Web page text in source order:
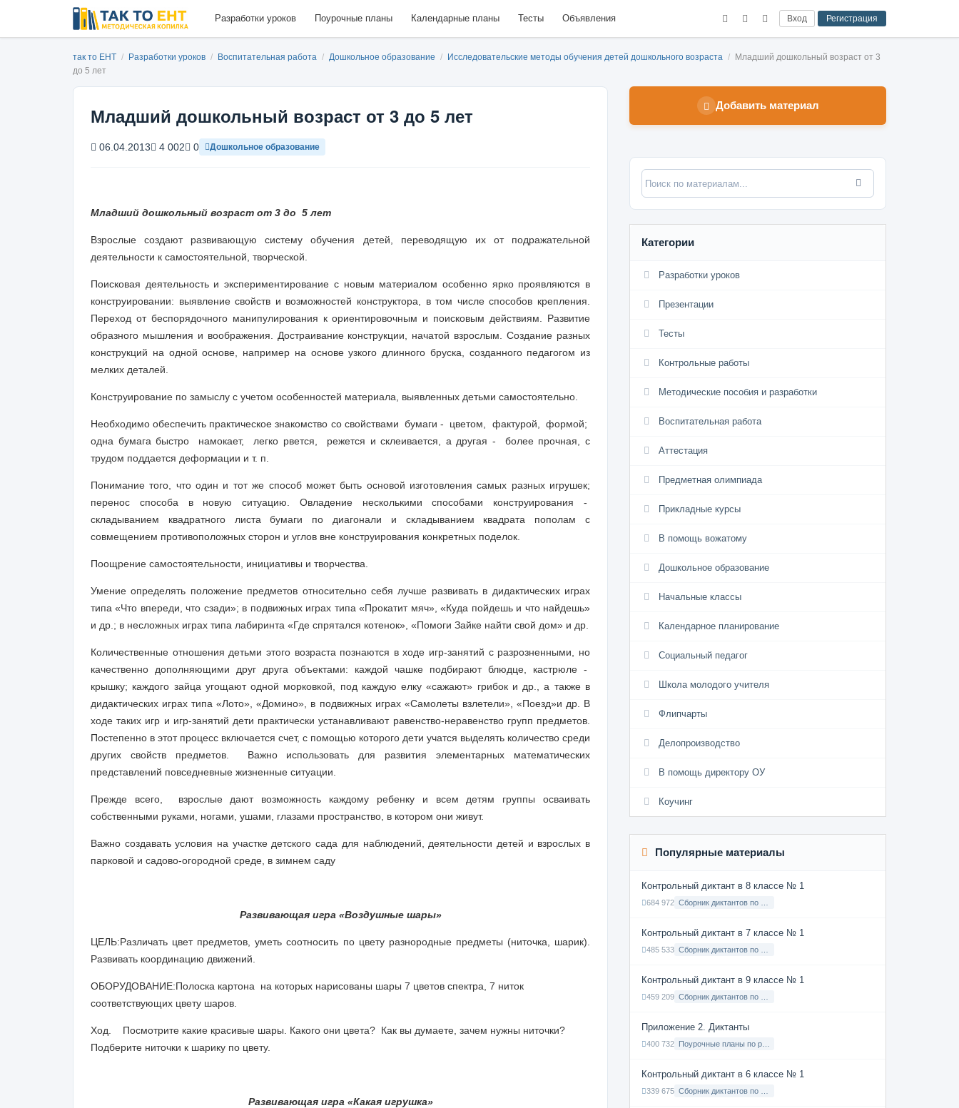
Разработки уроков Поурочные планы Календарные планы Тесты Объявления Вход Регистрация
так то ЕНТ / Разработки уроков / Воспитательная работа / Дошкольное образование / Исследовательские методы обучения детей дошкольного возраста /
Младший дошкольный возраст от 3
до 5 лет
Младший дошкольный возраст от 3 до 5 лет
06.04.2013 4 002 0 Дошкольное образование
Младший дошкольный возраст от 3 до 5 лет
Взрослые создают развивающую систему обучения детей, переводящую их от подражательной
деятельности к самостоятельной, творческой.
Поисковая деятель­ность и экспериментирование с новым материалом особенно ярко проявляются в
конструировании: выявление свойств и возможностей конструктора, в том числе способов крепления.
Переход от беспорядочного манипулирования к ориентировочным и поиско­вым действиям. Развитие
образного мышления и воображения. Достраивание конструкции, начатой взрослым. Создание разных
конструкций на одной основе, например на основе узкого длинного бруска, создан­ного педагогом из
мелких деталей.
Конструирование по замыслу с учетом особенностей материала, выявленных детьми самостоятельно.
Необходимо обеспечить практическое знакомство со свойствами бумаги - цветом, фактурой, формой;
одна бумага быстро намокает, легко рвется, режется и склеивается, а другая - более прочная, с
трудом поддается деформации и т. п.
Понимание того, что один и тот же способ может быть основой изготовления самых разных игрушек;
перенос способа в новую си­туацию. Овладение несколькими способами конструирования -
складыванием квадратного листа бумаги по диагонали и складыва­нием квадрата пополам с
совмещением противоположных сторон и углов вне конструирования конкретных поделок.
Поощрение самостоятельности, инициативы и творчества.
Умение определять положение предметов относительно себя лучше развивать в дидактических играх
типа «Что впереди, что сзади»; в подвижных играх типа «Прокатит мяч», «Ку­да пойдешь и что найдешь»
и др.; в несложных играх типа лабирин­та «Где спрятался котенок», «Помоги Зайке найти свой дом» и др.
Количественные отношения детьми этого возраста познаются в ходе игр-занятий с разрозненными, но
качественно дополняющи­ми друг друга объектами: каждой чашке подбирают блюдце, кастрю­ле -
крышку; каждого зайца угощают одной морковкой, под каждую елку «сажают» грибок и др., а также в
дидактических играх типа «Ло­то», «Домино», в подвижных играх «Самолеты взлетели», «Поезд»и др. В
ходе таких игр и игр-занятий дети практически устанавливают равенство-неравенство групп предметов.
Постепенно в этот процесс включается счет, с помощью которого дети учатся выделять количество среди
других свойств предметов. Важно использовать для развития элементарных математических
представлений повседневные жизненные ситуации.
Прежде всего, взрослые дают возможность каждому ребенку и всем детям группы осваивать
собственными руками, ногами, уша­ми, глазами пространство, в котором они живут.
Важно создавать условия на участке детского сада для наблюдений, деятельности детей и взрослых в
парковой и садово-огородной среде, в зимнем саду
Развивающая игра «Воздушные шары»
ЦЕЛЬ:Различать цвет предметов, уметьсоотносить по цвету разнородные предметы (ниточка, шарик).
Развивать координацию движений.
ОБОРУДОВАНИЕ:Полоска картона на которых нарисованы шары 7 цветов спектра, 7 ниток
соответствующих цвету шаров.
Ход.
Посмотрите какие красивые шары. Какого они цвета? Как вы думаете, зачем нужны ниточки?
Подберите ниточки к шарику по цвету.
Развивающая игра «Какая игрушка»
Добавить материал
Категории
Разработки уроков
Презентации
Тесты
Контрольные работы
Методические пособия и разработки
Воспитательная работа
Аттестация
Предметная олимпиада
Прикладные курсы
В помощь вожатому
Дошкольное образование
Начальные классы
Календарное планирование
Социальный педагог
Школа молодого учителя
Флипчарты
Делопроизводство
В помощь директору ОУ
Коучинг
Популярные материалы
Контрольный диктант в 8 классе № 1
684 972
Контрольный диктант в 7 классе № 1
485 533
Контрольный диктант в 9 классе № 1
459 209
Приложение 2. Диктанты
400 732
Контрольный диктант в 6 классе № 1
339 675